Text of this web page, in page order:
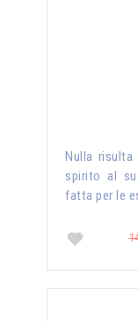
Nulla risulta
spirito al
fatta per le